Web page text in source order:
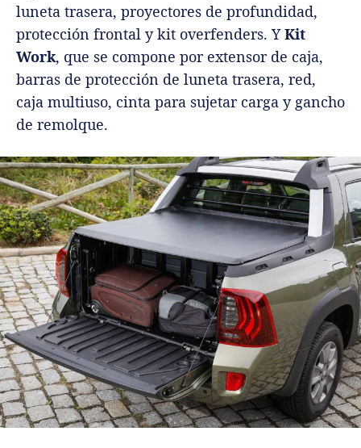
luneta trasera, proyectores de profundidad,
protección frontal y kit overfenders. YKit
Work, que se compone por extensor de caja,
barras de protección de luneta trasera, red,
caja multiuso, cinta para sujetar carga y gancho
de remolque.